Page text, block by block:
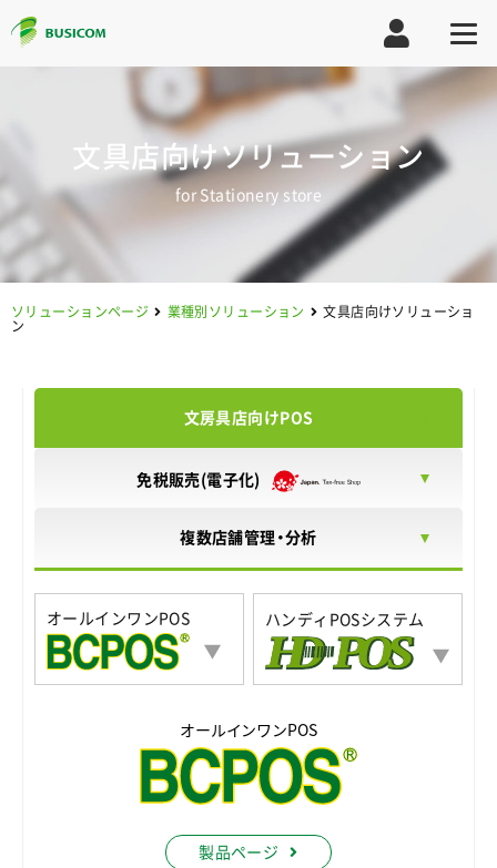
文具店向けソリューション
for Stationery store
ソリューションページ 業種別ソリューション
文具店向けソリューショ
ン
文房具店向けPOS
オールインワンPOS ハンディPOSシステム
製品ページ
免税販売(電子化)
複数店舗管理・分析